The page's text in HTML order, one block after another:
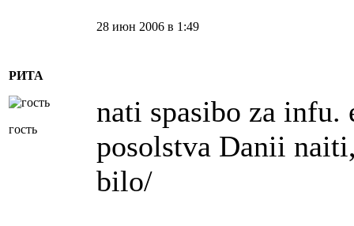
РИТА
гость
28 июн 2006 в 1:49
nati spasibo za infu.
posolstva Danii
bilo/